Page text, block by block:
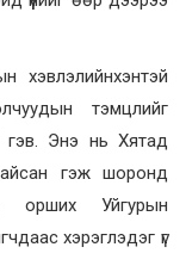
хэвлэлийнхэнтэй
тэмцлийг
гэв. Энэ нь Хятад
гэж шоронд
орших Уйгурын
хэрэглэдэг үг